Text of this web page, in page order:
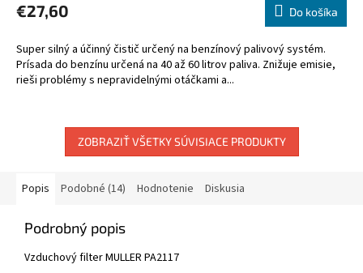
€27,60 Do košíka
Super silný a účinný čistič určený na benzínový palivový systém.
Prísada do benzínu určená na 40 až 60 litrov paliva. Znižuje emisie,
rieši problémy s nepravidelnými otáčkami a...
ZOBRAZIŤ VŠETKY SÚVISIACE PRODUKTY
Popis Podobné (14) Hodnotenie Diskusia
Podrobný popis
Vzduchový filter MULLER PA2117